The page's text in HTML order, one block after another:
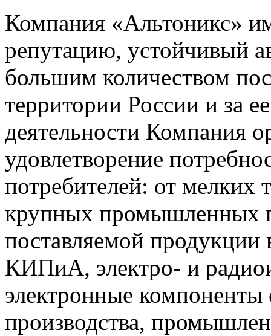
Компания «Альтоникс»
репутацию, устойчивый
большим количеством
территории России и за
деятельности Компания
удовлетворение
потребителей: от мелких
крупных промышленных
поставляемой продукции
КИПиА, электро- и
электронные компоненты
производства,